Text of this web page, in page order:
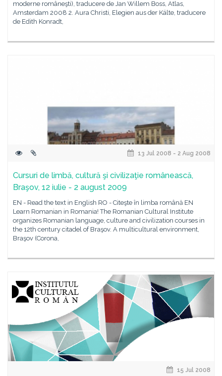
moderne româneşti), traducere de Jan Willem Boss, Atlas,
Amsterdam 2008 2. Aura Christi, Elegien aus der Kälte, traducere
de Edith Konradt,
13 Jul 2008 - 2 Aug 2008
Cursuri de limbă, cultură şi civilizaţie românească,
Braşov, 12 iulie - 2 august 2009
EN - Read the text in English RO - Citeşte în limba română EN
Learn Romanian in Romania! The Romanian Cultural Institute
organizes Romanian language, culture and civilization courses in
the 12th century citadel of Braşov. A multicultural environment,
Braşov (Corona,
15 Jul 2008